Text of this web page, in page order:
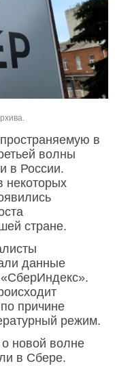
в
волны
в России.
некоторых
стране.
данные
причине
режим.
новой волне
в Сбере.